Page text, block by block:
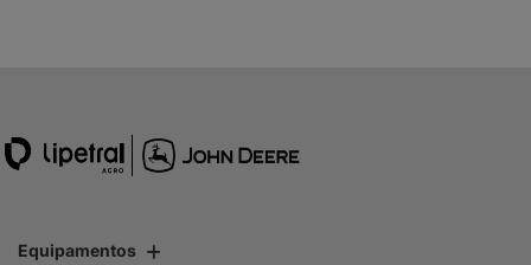
Equipamentos